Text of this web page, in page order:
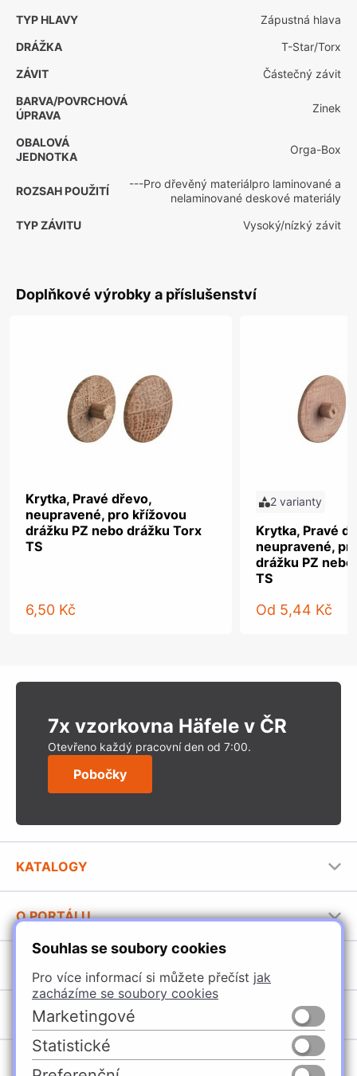
Souhlas se soubory cookies
Pro více informací si můžete přečíst jak
zacházíme se soubory cookies
Marketingové
Statistické
TYP HLAVY
Zápustná hlava
DRÁŽKA
T-Star/Torx
ZÁVIT
Částečný závit
BARVA/POVRCHOVÁ
ÚPRAVA
Zinek
OBALOVÁ
JEDNOTKA
Orga-Box
ROZSAH POUŽITÍ
---Pro dřevěný materiálpro laminované a
nelaminované deskové materiály
TYP ZÁVITU
Vysoký/nízký závit
Doplňkové výrobky a příslušenství
Krytka, Pravé dřevo,
neupravené, pro křížovou
drážku PZ nebo drážku Torx
TS
6,50 Kč
2 varianty
Krytka, Pravé
neupravené,
drážku PZ
TS
Od 5,44 Kč
7x vzorkovna Häfele v ČR
Otevřeno každý pracovní den od 7:00.
Pobočky
KATALOGY
Stavební katalog Häfele
Brožury Häfele
O PORTÁLU
Provozovatel portálu
Jak používat portál
Úchytky
Nábytkové kování
Vybavení kuchyní
POBOČKY
Domašín